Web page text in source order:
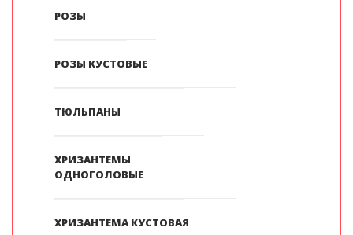
РОЗЫ
РОЗЫ КУСТОВЫЕ
ТЮЛЬПАНЫ
ХРИЗАНТЕМЫ
ОДНОГОЛОВЫЕ
ХРИЗАНТЕМА КУСТОВАЯ